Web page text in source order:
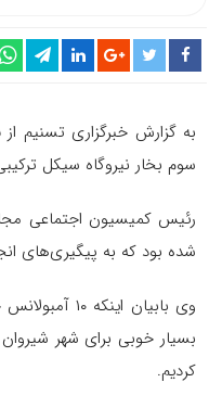
به گزارش خبرگزاری تسنیم از
سوم بخار نیروگاه سیکل
شده بود که به پیگیری‌های انجام شد و در دولت
وی بابیان
بسیار خوبی برای شهر
کردیم.